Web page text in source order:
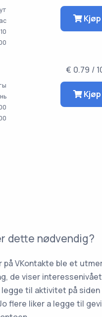
10
Kjøp
€ 0.79 /
Kjøp
dette nødvendig?
på VKontakte ble et
de viser
legge til aktivitet på
flere liker a legge til